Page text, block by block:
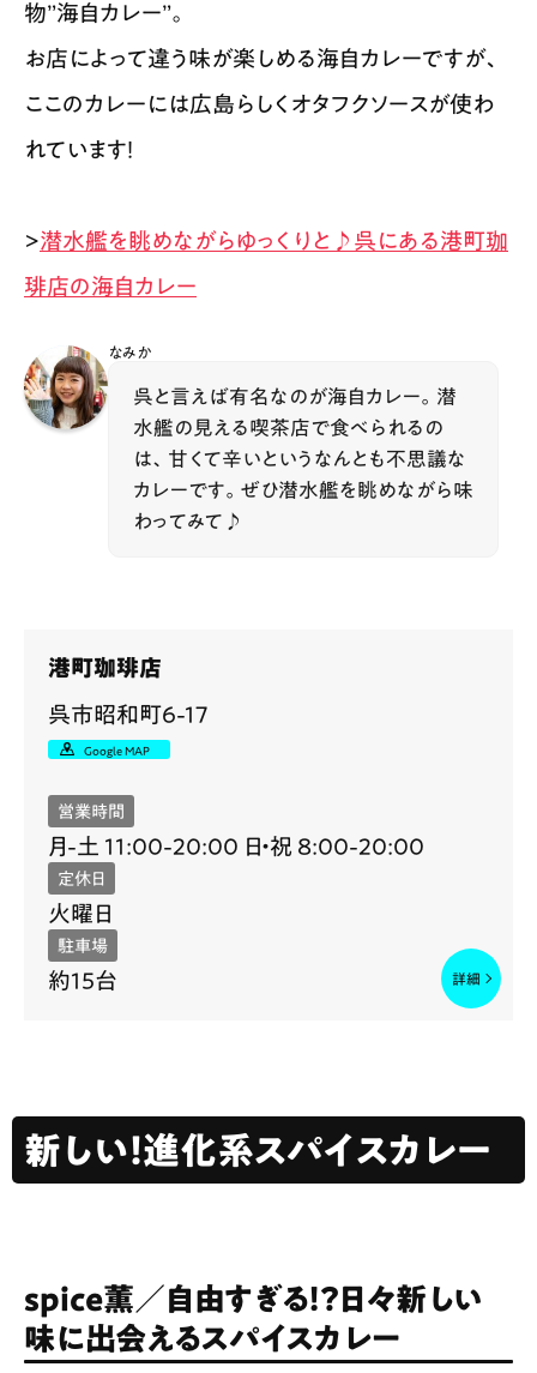
物”海自カレー”。
お店によって違う味が楽しめる海自カレーですが、
ここのカレーには広島らしくオタフクソースが使わ
れています！
>潜水艦を眺めながらゆっくりと♪呉にある港町珈
琲店の海自カレー
なみか
呉と言えば有名なのが海自カレー。潜
水艦の見える喫茶店で食べられるの
は、甘くて辛いというなんとも不思議な
カレーです。ぜひ潜水艦を眺めながら味
わってみて♪
港町珈琲店
呉市昭和町6-17
Google MAP
営業時間
月-土 11:00-20:00 日・祝 8:00-20:00
定休日
火曜日
駐車場
約15台
新しい！進化系スパイスカレー
spice薫／自由すぎる！？日々新しい
味に出会えるスパイスカレー